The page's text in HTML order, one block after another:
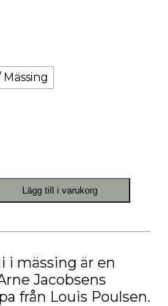
Lägg till i varukorg
i mässing är en
Jacobsens
från Louis Poulsen.